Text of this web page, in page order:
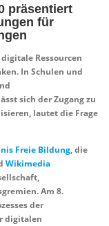
präsentiert
für
Ressourcen
In Schulen und
sich der Zugang zu
lautet die Frage
Freie Bildung, die
Wikimedia
Am 8.
der
digitalen